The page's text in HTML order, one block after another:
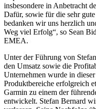
insbesondere in Anbetracht
Dafür, sowie für die sehr
bedanken wir uns herzlich
Weg viel Erfolg“, so Sean
EMEA.
Unter der Führung von
den Umsatz sowie die
Unternehmen wurde in
Produktbereiche erfolgreich
Garmin zu einem der
entwickelt. Stefan Bernard